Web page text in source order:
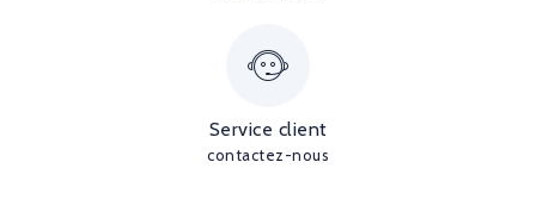
Service client
contactez-nous